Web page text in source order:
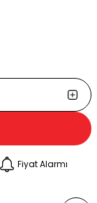
Fiyat Alarmı